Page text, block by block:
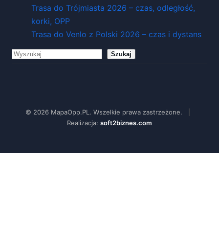
Trasa do Trójmiasta 2026 – czas, odległość,
korki, OPP
Trasa do Venlo z Polski 2026 – czas i dystans
Szukaj Szukaj
© 2026 MapaOpp.PL. Wszelkie prawa zastrzeżone.
Realizacja: soft2biznes.com